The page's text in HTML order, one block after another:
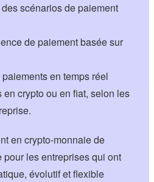
scénarios de paiement
de paiement basée sur
en temps réel
en crypto ou en fiat, selon les
en crypto-monnaie de
les entreprises qui ont
évolutif et flexible